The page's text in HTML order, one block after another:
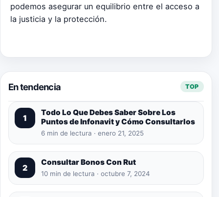
podemos asegurar un equilibrio entre el acceso a
la justicia y la protección.
En tendencia TOP
1
Todo Lo Que Debes Saber Sobre Los
Puntos de Infonavit y Cómo Consultarlos
6 min de lectura · enero 21, 2025
2
Consultar Bonos Con Rut
10 min de lectura · octubre 7, 2024